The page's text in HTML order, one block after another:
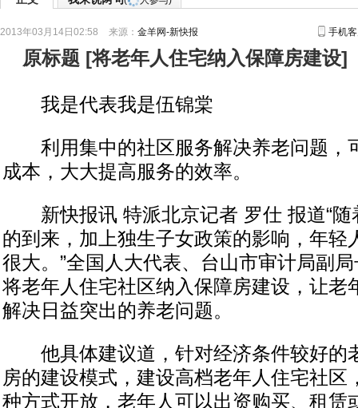
2013年03月14日02:58 来源： 金羊网-新快报 手机
原标题 [将老年人住宅纳入保障房建设]
我是代表我是伍锦棠
利用集中的社区服务解决养老问题，
成本，大大提高服务的效率。
新快报讯 特派北京记者 罗仕 报道“随
的到来，加上独生子女政策的影响，年轻
很大。”全国人大代表、台山市审计局副
将老年人住宅社区纳入保障房建设，让老
解决日益突出的养老问题。
他具体建议道，针对经济条件较好的
房的建设模式，建设高档老年人住宅社区
种方式开放，老年人可以出资购买、租赁